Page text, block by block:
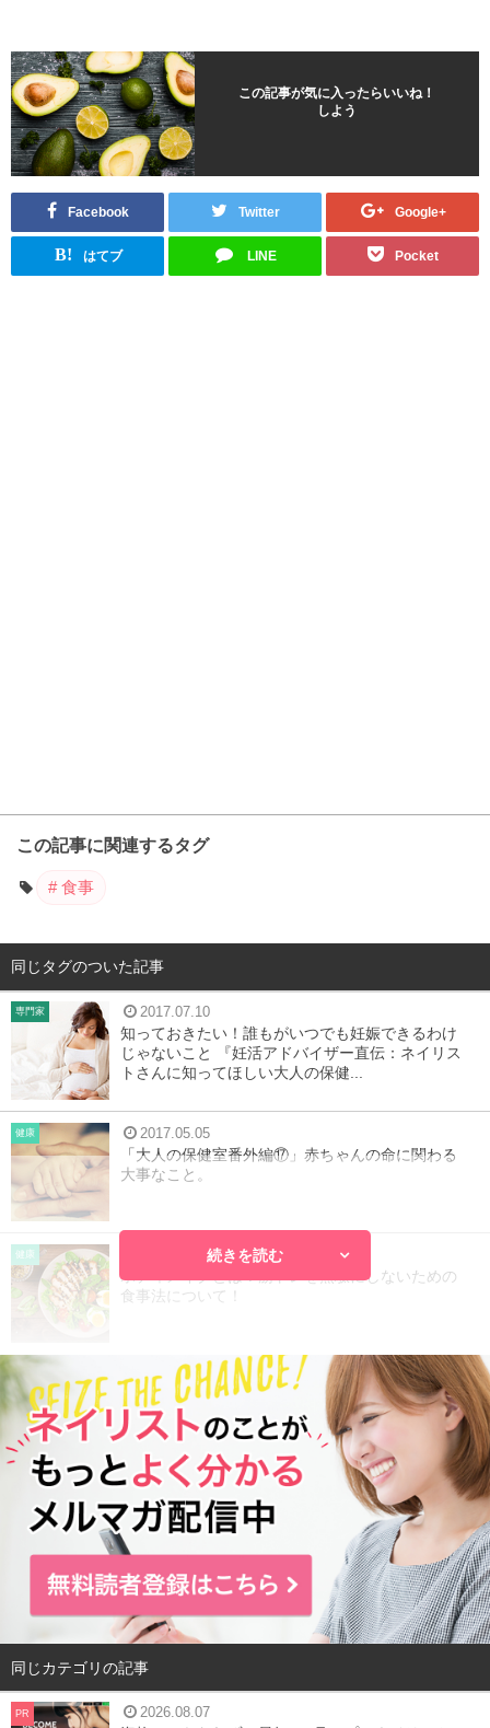
この記事が気に入ったらいいね！
しよう
Facebook Twitter Google+
B! はてブ LINE Pocket
この記事に関連するタグ
食事
同じタグのついた記事
専門家 2017.07.10
知っておきたい！誰もがいつでも妊娠できるわけ
じゃないこと 『妊活アドバイザー直伝：ネイリス
トさんに知ってほしい大人の保健...
健康 2017.05.05
「大人の保健室番外編⑰」赤ちゃんの命に関わる
大事なこと。
健康 2018.05.08
ボディメイクとは？筋トレを無駄にしないための
食事法について！
続きを読む
同じカテゴリの記事
PR 2026.08.07